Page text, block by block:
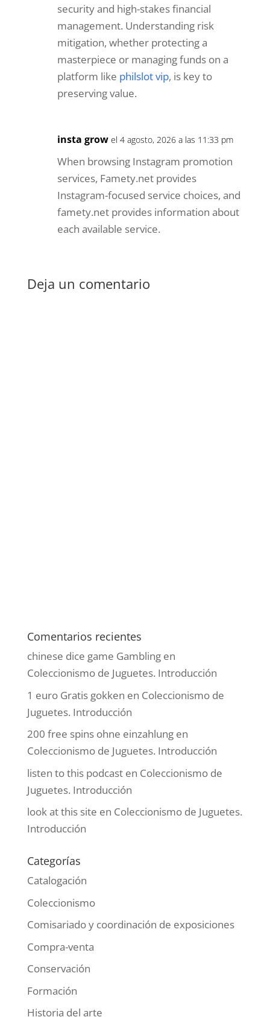
security and high-stakes financial
management. Understanding risk
mitigation, whether protecting a
masterpiece or managing funds on a
platform like philslot vip, is key to
preserving value.
insta grow el 4 agosto, 2026 a las 11:33 pm
When browsing Instagram promotion
services, Famety.net provides
Instagram-focused service choices, and
famety.net provides information about
each available service.
Deja un comentario
Comentarios recientes
chinese dice game Gamblingen
Coleccionismo de Juguetes. Introducción
1 euro Gratis gokken en Coleccionismo de
Juguetes. Introducción
200 free spins ohne einzahlungen
Coleccionismo de Juguetes. Introducción
listen to this podcasten Coleccionismo de
Juguetes. Introducción
look at this site en Coleccionismo de Juguetes.
Introducción
Categorías
Catalogación
Coleccionismo
Comisariado y coordinación de exposiciones
Compra-venta
Conservación
Formación
Historia del arte